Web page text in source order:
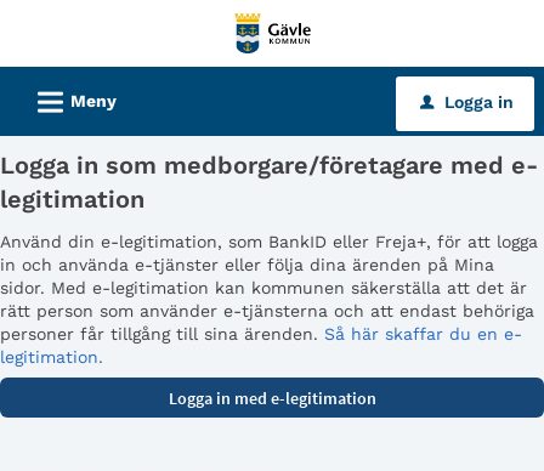
tjänster
Gävle
kommun
L Meny u Logga in
Logga in som medborgare/företagare med e-
legitimation
Använd din e-legitimation, som BankID eller Freja+, för att logga
in och använda e-tjänster eller följa dina ärenden på Mina
sidor. Med e-legitimation kan kommunen säkerställa att det är
rätt person som använder e-tjänsterna och att endast behöriga
personer får tillgång till sina ärenden. Så här skaffar du en e-
legitimation.